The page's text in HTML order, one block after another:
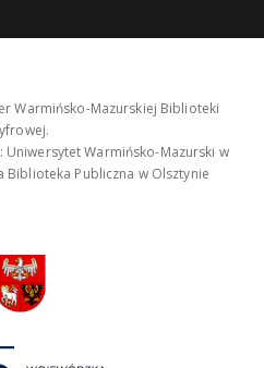
Warmińsko-Mazurskiej Biblioteki
Uniwersytet Warmińsko-Mazurski w
Biblioteka Publiczna w Olsztynie